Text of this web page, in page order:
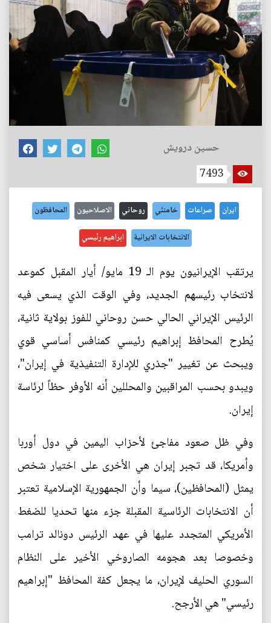
حسين درويش
7493
ايران صراعات خامنئي روحاني الاصلاحيون المحافظون
الانتخابات الايرانية ابراهيم رئيسي
يرتقب الإيرانيون يوم الـ 19 مايو/ أيار المقبل كموعد
لانتخاب رئيسهم الجديد، وفي الوقت الذي يسعى فيه
الرئيس الإيراني الحالي حسن روحاني للفوز بولاية ثانية،
يُطرح المحافظ إبراهيم رئيسي كمنافس أساسي قوي
ويبحث عن تغيير "جذري للإدارة التنفيذية في إيران"،
ويبدو بحسب المراقبين والمحللين أنه الأوفر حظاً لرئاسة
إيران.
وفي ظل صعود مفاجئ لأحزاب اليمين في دول أوربا
وأمريكا، قد تجبر إيران هي الأخرى على اختيار شخص
يمثل (المحافظين)، سيما وأن الجمهورية الإسلامية تعتبر
أن الانتخابات الرئاسية المقبلة جزء منها تحديا للضغط
الأمريكي المتجدد عليها في عهد الرئيس دونالد ترامب
وخصوصا بعد هجومه الصاروخي الأخير على النظام
السوري الحليف لإيران، ما يجعل كفة المحافظ "إبراهيم
رئيسي" هي الأرجح.